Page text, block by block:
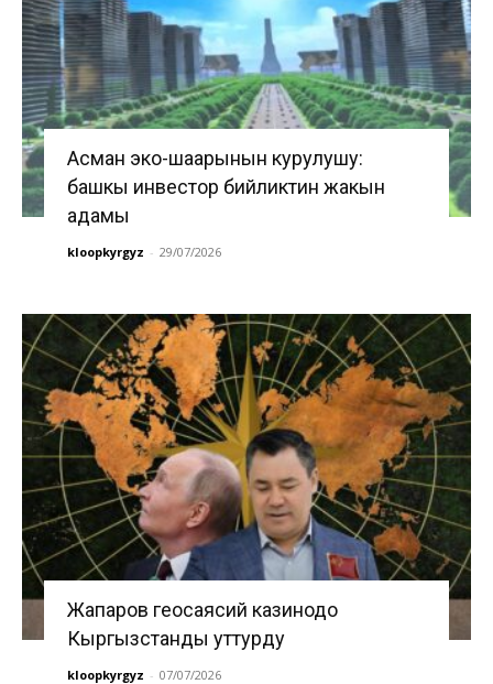
Асман эко-шаарынын курулушу:
башкы инвестор бийликтин жакын
адамы
kloopkyrgyz - 29/07/2026
Жапаров геосаясий казинодо
Кыргызстанды уттурду
kloopkyrgyz - 07/07/2026